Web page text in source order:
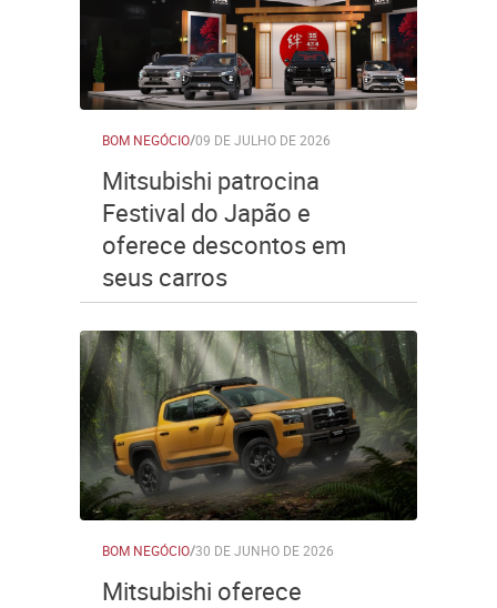
BOM NEGÓCIO/09 DE JULHO DE 2026
Mitsubishi patrocina
Festival do Japão e
oferece descontos em
seus carros
BOM NEGÓCIO/30 DE JUNHO DE 2026
Mitsubishi oferece